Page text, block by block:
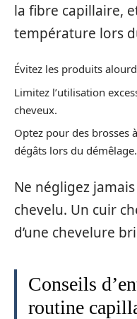
la fibre capillaire,
température lors
Évitez les produits
Limitez l’utilisation
cheveux.
Optez pour des brosses
dégâts lors du démêlage.
Ne négligez
chevelu. Un cuir
d’une chevelure
Conseils
routine